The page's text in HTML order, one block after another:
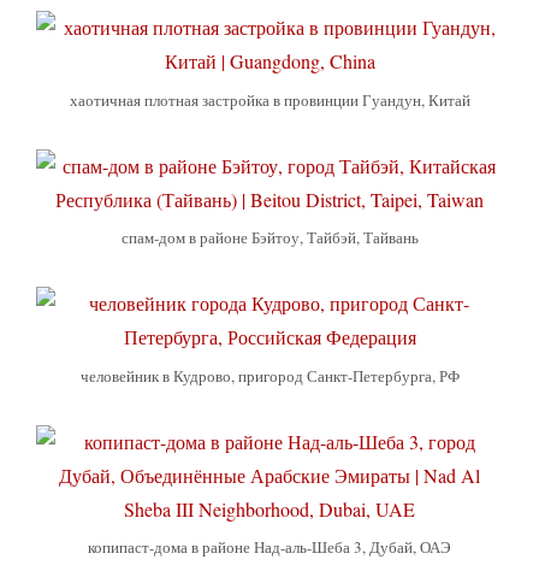
хаотичная плотная застройка в провинции Гуандун, Китай
спам-дом в районе Бэйтоу, Тайбэй, Тайвань
человейник в Кудрово, пригород Санкт-Петербурга, РФ
копипаст-дома в районе Над-аль-Шеба 3, Дубай, ОАЭ